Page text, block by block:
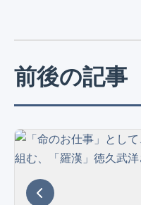
前後の記事